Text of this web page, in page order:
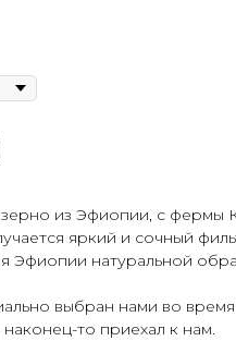
из Эфиопии, с фермы
яркий и сочный
Эфиопии натуральной
выбран нами во
то приехал к нам.